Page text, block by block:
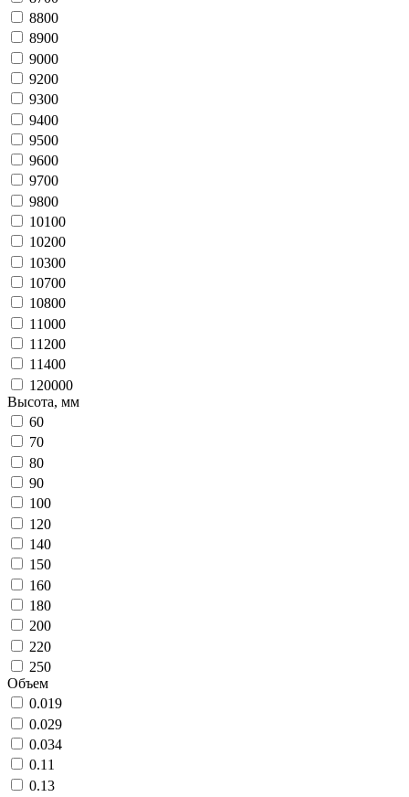
8800
8900
9000
9200
9300
9400
9500
9600
9700
9800
10100
10200
10300
10700
10800
11000
11200
11400
120000
Высота, мм
60
70
80
90
100
120
140
150
160
180
200
220
250
Объем
0.019
0.029
0.034
0.11
0.13